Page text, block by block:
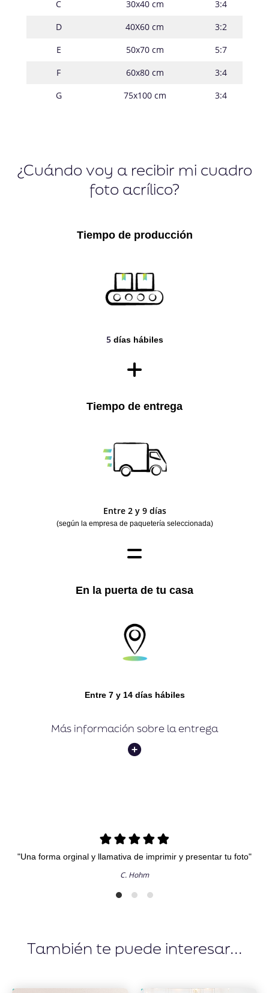
C 30x40 cm
3:4
D
40X60 cm
3:2
E
50x70 cm
5:7
F
60x80 cm
3:4
G
75x100 cm 3:4
¿Cuándo voy a recibir mi cuadro
foto acrílico?
Tiempo de producción
5días hábiles
Tiempo de entrega
Entre 2 y 9 días
(según la empresa de paquetería seleccionada)
En la puerta de tu casa
Entre 7 y 14 días hábiles
Más información sobre la entrega
"Una forma orginal y llamativa de imprimir y presentar tu foto"
C. Hohm
También te puede interesar...